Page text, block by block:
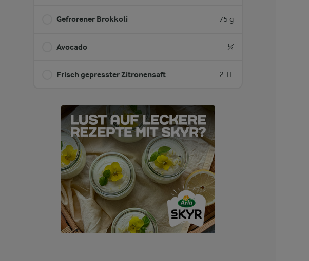
Gefrorener Brokkoli 75 g
Avocado ¼
Frisch gepresster Zitronensaft 2 TL